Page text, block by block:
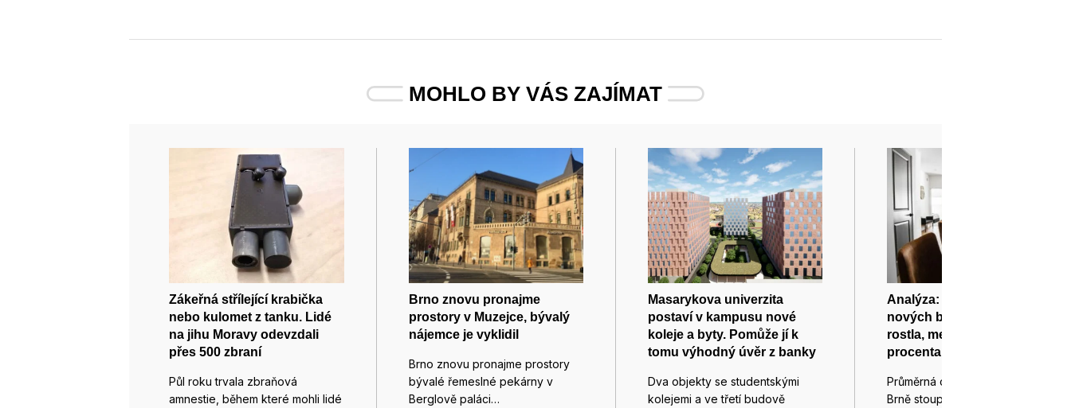
MOHLO BY VÁS ZAJÍMAT
Zákeřná střílející krabička
nebo kulomet z tanku. Lidé
na jihu Moravy odevzdali
přes 500 zbraní
Půl roku trvala zbraňová
amnestie, během které mohli lidé
Brno znovu pronajme
prostory v Muzejce, bývalý
nájemce je vyklidil
Brno znovu pronajme prostory
bývalé řemeslné pekárny v
Berglově paláci…
Masarykova univerzita
postaví v kampusu nové
koleje a byty. Pomůže jí k
tomu výhodný úvěr z banky
Dva objekty se studentskými
kolejemi a ve třetí budově
Analýza: Průměrná cena
nových bytů v Brně dál
rostla, meziročně o 12,5
procenta
Průměrná cena nových bytů v
Brně stoupla v letošním druhém…